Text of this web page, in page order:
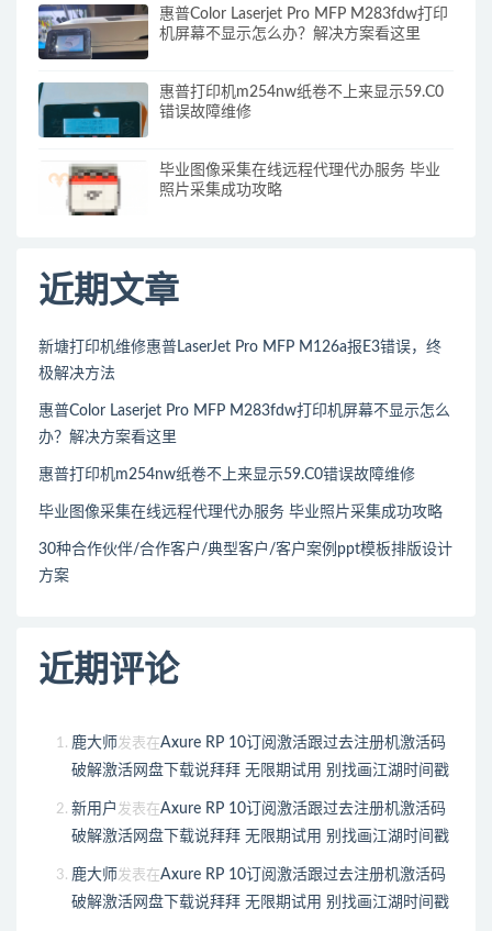
惠普Color Laserjet Pro MFP M283fdw打印
机屏幕不显示怎么办？解决方案看这里
惠普打印机m254nw纸卷不上来显示59.C0
错误故障维修
毕业图像采集在线远程代理代办服务 毕业
照片采集成功攻略
近期文章
新塘打印机维修惠普LaserJet Pro MFP M126a报E3错误，终
极解决方法
惠普Color Laserjet Pro MFP M283fdw打印机屏幕不显示怎么
办？解决方案看这里
惠普打印机m254nw纸卷不上来显示59.C0错误故障维修
毕业图像采集在线远程代理代办服务 毕业照片采集成功攻略
30种合作伙伴/合作客户/典型客户/客户案例ppt模板排版设计
方案
近期评论
鹿大师发表在Axure RP 10订阅激活跟过去注册机激活码
破解激活网盘下载说拜拜 无限期试用 别找画江湖时间戳
新用户 发表在Axure RP 10订阅激活跟过去注册机激活码
破解激活网盘下载说拜拜 无限期试用 别找画江湖时间戳
鹿大师发表在Axure RP 10订阅激活跟过去注册机激活码
破解激活网盘下载说拜拜 无限期试用 别找画江湖时间戳